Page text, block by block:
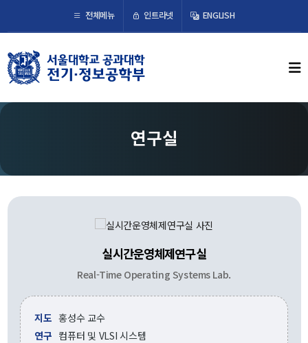
전체메뉴 인트라넷 ENGLISH ×
학부뉴스
뉴스
교수/연구
교수
전임교수
연구실
실시간운영체제연구실
Real-Time Operating Systems Lab.
지도 홍성수 교수
연구 컴퓨터 및 VLSI 시스템